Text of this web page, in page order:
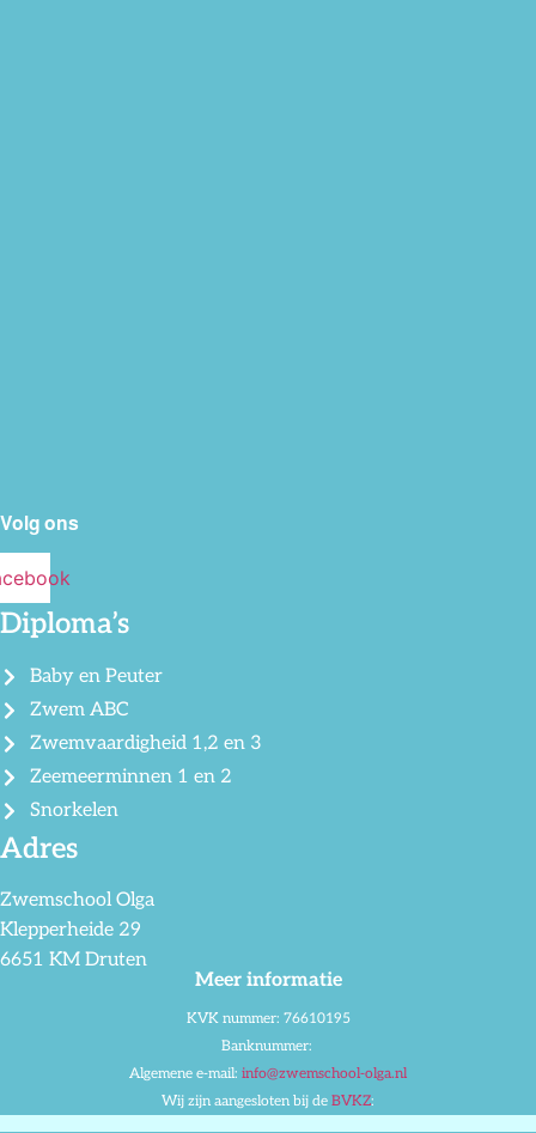
Volg ons
Diploma’s
Baby en Peuter
Zwem ABC
Zwemvaardigheid 1,2 en 3
Zeemeerminnen 1 en 2
Snorkelen
Adres
Zwemschool Olga
Klepperheide 29
6651 KM Druten
Meer informatie
KVK nummer: 76610195
Banknummer:
Algemene e-mail: info@zwemschool-olga.nl
Wij zijn aangesloten bij de BVKZ: